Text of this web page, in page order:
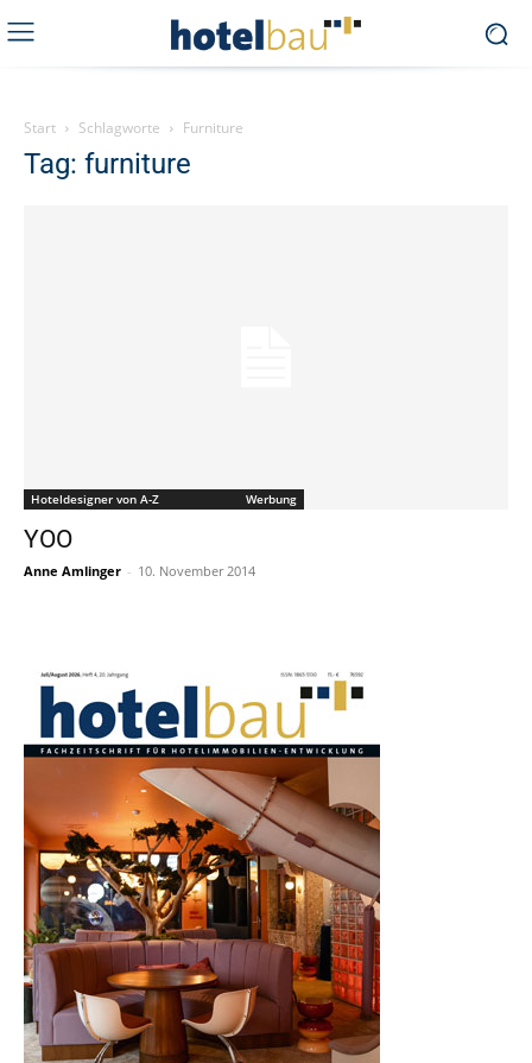
Start Schlagworte Furniture
Tag: furniture
Hoteldesigner von A-Z Werbung
YOO
Anne Amlinger - 10. November 2014